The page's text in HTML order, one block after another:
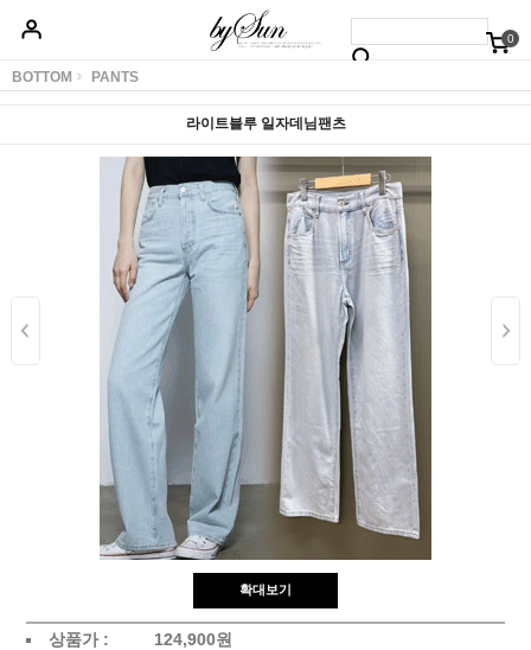
0
베스트50 신상품5%할인
BOTTOM PANTS
라이트블루 일자데님팬츠
확대보기
상품가 :
124,900원